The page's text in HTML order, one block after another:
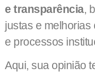
e transparência,
justas e
e processos
Aqui, sua opinião